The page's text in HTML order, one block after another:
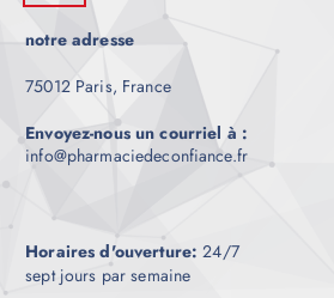
notre adresse
75012 Paris, France
Envoyez-nous un courriel à :
info@pharmaciedeconfiance.fr
Horaires d'ouverture: 24/7
sept jours par semaine